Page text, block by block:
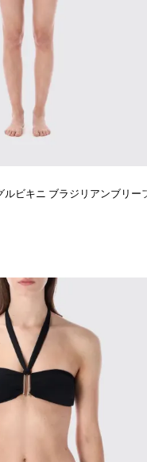
ビキニ ブラジリアンブリー